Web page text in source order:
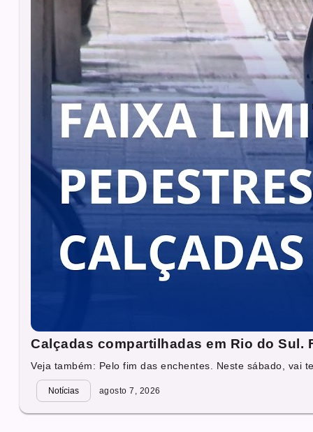
Calçadas compartilhadas em Rio do
Veja também: Pelo fim das enchentes. Neste sábado, vai
Notícias agosto 7, 2026